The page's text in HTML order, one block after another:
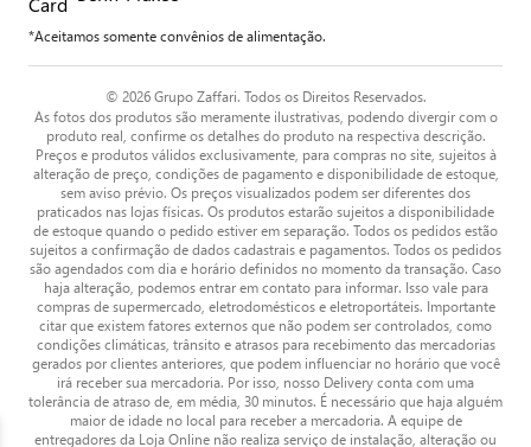
*Aceitamos somente convênios de alimentação.
© 2026 Grupo Zaffari. Todos os Direitos Reservados.
As fotos dos produtos são meramente ilustrativas, podendo divergir com o
produto real, confirme os detalhes do produto na respectiva descrição.
Preços e produtos válidos exclusivamente, para compras no site, sujeitos à
alteração de preço, condições de pagamento e disponibilidade de estoque,
sem aviso prévio. Os preços visualizados podem ser diferentes dos
praticados nas lojas físicas. Os produtos estarão sujeitos a disponibilidade
de estoque quando o pedido estiver em separação. Todos os pedidos estão
sujeitos a confirmação de dados cadastrais e pagamentos. Todos os pedidos
são agendados com dia e horário definidos no momento da transação. Caso
haja alteração, podemos entrar em contato para informar. Isso vale para
compras de supermercado, eletrodomésticos e eletroportáteis. Importante
citar que existem fatores externos que não podem ser controlados, como
condições climáticas, trânsito e atrasos para recebimento das mercadorias
gerados por clientes anteriores, que podem influenciar no horário que você
irá receber sua mercadoria. Por isso, nosso Delivery conta com uma
tolerância de atraso de, em média, 30 minutos. É necessário que haja alguém
maior de idade no local para receber a mercadoria. A equipe de
entregadores da Loja Online não realiza serviço de instalação, alteração ou